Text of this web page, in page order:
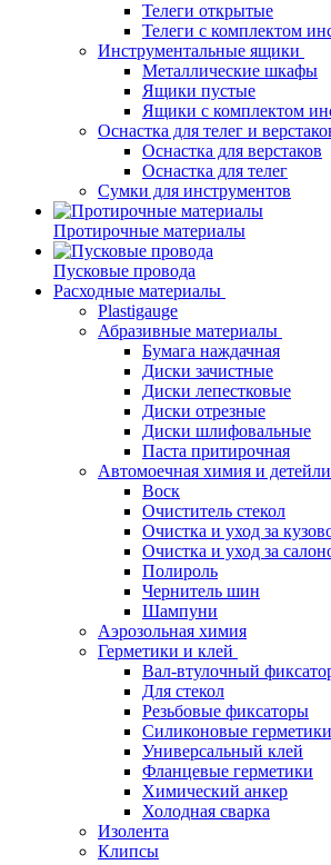
Телеги открытые
Телеги с комплектом
Инструментальные ящики
Металлические шкафы
Ящики пустые
Ящики с комплектом
Оснастка для телег и
Оснастка для верстаков
Оснастка для телег
Сумки для инструментов
Протирочные материалы
Пусковые провода
Расходные материалы
Plastigauge
Абразивные материалы
Бумага наждачная
Диски зачистные
Диски лепестковые
Диски отрезные
Диски шлифовальные
Паста притирочная
Автомоечная химия и
Воск
Очиститель стекол
Очистка и уход за
Очистка и уход за
Полироль
Чернитель шин
Шампуни
Аэрозольная химия
Герметики и клей
Вал-втулочный
Для стекол
Резьбовые фиксаторы
Силиконовые герметики
Универсальный клей
Фланцевые герметики
Химический анкер
Холодная сварка
Изолента
Клипсы